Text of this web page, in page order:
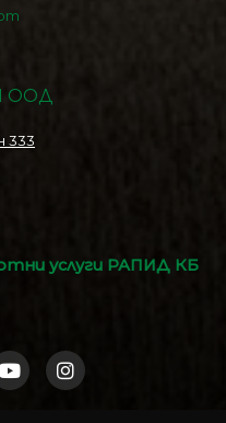
ООД
333
услуги РАПИД КБ
Y
o
u
I
n
s